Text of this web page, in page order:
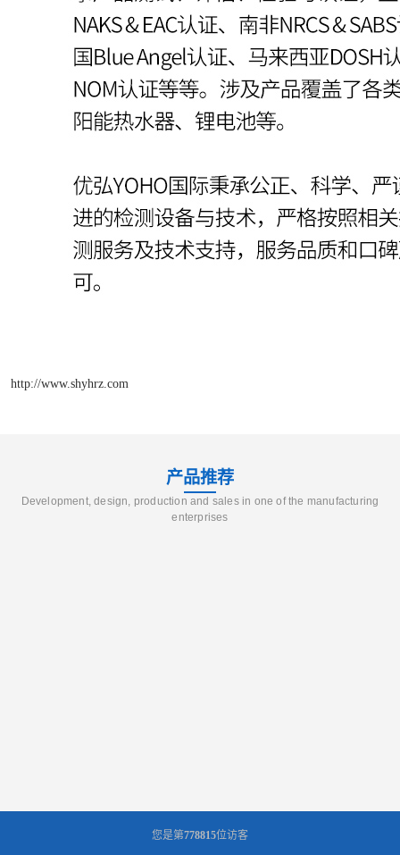
http://www.shyhrz.com
产品推荐
Development, design, production and sales in one of the manufacturing
enterprises
您是第778815位访客